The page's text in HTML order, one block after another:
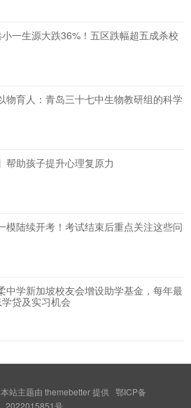
一生源大跌36%！五区跌幅超五成杀校
物育人：青岛三十七中生物教研组的科学
帮助孩子提升心理复原力
模陆续开考！考试结束后重点关注这些问
中学新加坡校友会增设助学基金，每年最
贷及实习机会
本站主题由 themebetter提供 鄂ICP备
2022015851号